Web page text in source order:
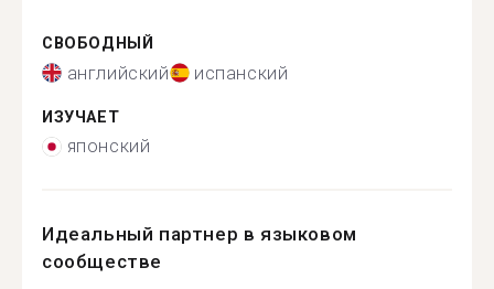
СВОБОДНЫЙ
английский испанский
ИЗУЧАЕТ
японский
Идеальный партнер в языковом
сообществе